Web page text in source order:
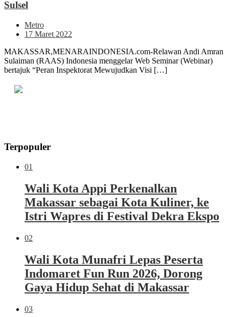
Sulsel
Metro
17 Maret 2022
MAKASSAR,MENARAINDONESIA.com-Relawan Andi Amran
Sulaiman (RAAS) Indonesia menggelar Web Seminar (Webinar)
bertajuk “Peran Inspektorat Mewujudkan Visi […]
Terpopuler
01
Wali Kota Appi Perkenalkan
Makassar sebagai Kota Kuliner, ke
Istri Wapres di Festival Dekra Ekspo
02
Wali Kota Munafri Lepas Peserta
Indomaret Fun Run 2026, Dorong
Gaya Hidup Sehat di Makassar
03